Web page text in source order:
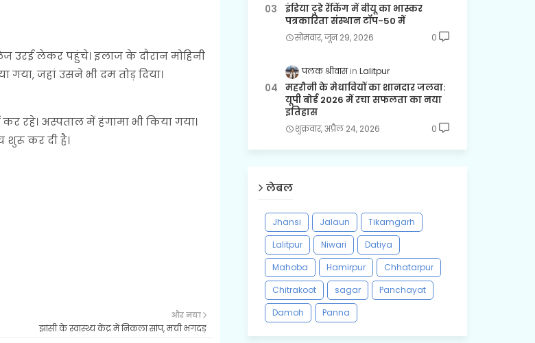
उरई लेकर पहुंचे। इलाज के दौरान मोहिनी
जहां उसने भी दम तोड़ दिया।
रहे। अस्पताल में हंगामा भी किया गया।
शुरू कर दी है।
और नया
झांसी के स्वास्थ्य केंद्र में निकला सांप, मची भगदड़
इंडिया टुडे रैंकिंग में बीयू का भास्कर
पत्रकारिता संस्थान टॉप-50 में
सोमवार, जून 29, 2026 0
पलक श्रीवास Lalitpur
महरौनी के मेधावियों का शानदार जलवा:
यूपी बोर्ड 2026 में रचा सफलता का नया
इतिहास
शुक्रवार, अप्रैल 24, 2026 0
लेबल
Jhansi Jalaun
Tikamgarh
Lalitpur
Niwari
Datiya
Mahoba
Hamirpur
Chhatarpur
Chitrakoot
sagar
Panchayat
Damoh
Panna